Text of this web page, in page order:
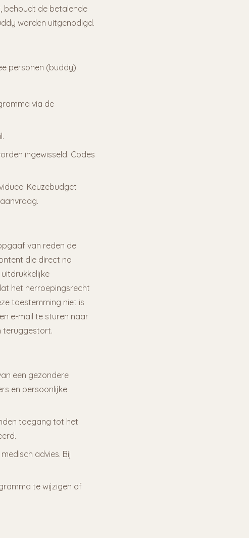
behoudt de betalende
worden uitgenodigd.
personen (buddy).
via de
ingewisseld. Codes
Keuzebudget
van reden de
die direct na
het herroepingsrecht
toestemming niet is
e-mail te sturen naar
teruggestort.
een gezondere
en persoonlijke
toegang tot het
advies. Bij
te wijzigen of